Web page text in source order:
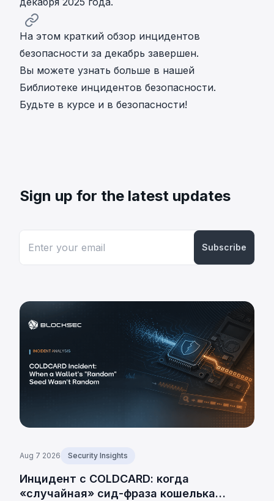
На этом краткий обзор инцидентов
безопасности за декабрь завершен.
Вы можете узнать больше в нашей
Библиотеке инцидентов безопасности.
Будьте в курсе и в безопасности!
Sign up for the latest updates
Subscribe
Aug 7 2026 Security Insights
Инцидент с COLDCARD: когда
«случайная» сид-фраза кошелька